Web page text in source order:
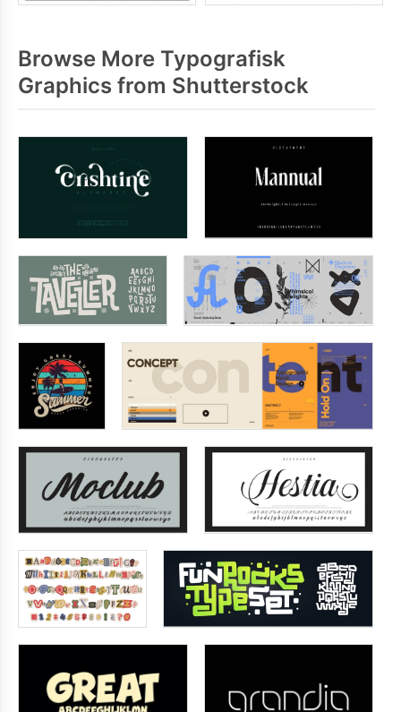
Browse More Typografisk
Graphics from Shutterstock